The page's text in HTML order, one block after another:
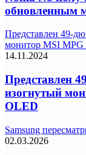
обновленным
Представлен 49-
монитор MSI
14.11.2024
Представлен
изогнутый
OLED
Samsung
02.03.2026